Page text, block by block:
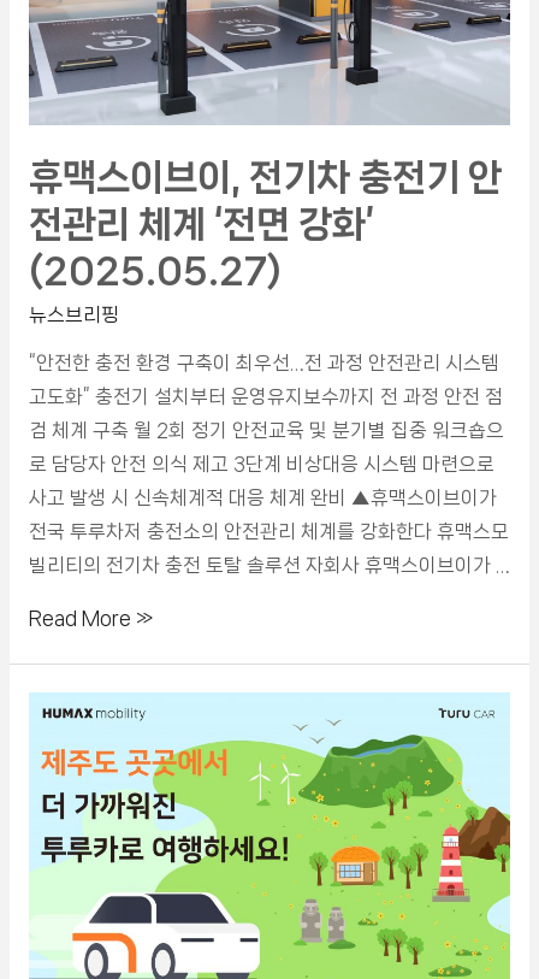
휴맥스이브이, 전기차 충전기 안
전관리 체계 ‘전면 강화’
(2025.05.27)
뉴스브리핑
“안전한 충전 환경 구축이 최우선…전 과정 안전관리 시스템
고도화” 충전기 설치부터 운영유지보수까지 전 과정 안전 점
검 체계 구축 월 2회 정기 안전교육 및 분기별 집중 워크숍으
로 담당자 안전 의식 제고 3단계 비상대응 시스템 마련으로
사고 발생 시 신속체계적 대응 체계 완비 ▲휴맥스이브이가
전국 투루차저 충전소의 안전관리 체계를 강화한다 휴맥스모
빌리티의 전기차 충전 토탈 솔루션 자회사 휴맥스이브이가 …
Read More »